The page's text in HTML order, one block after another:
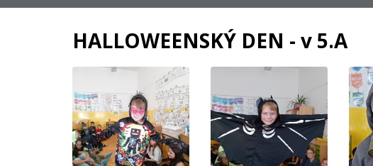
HALLOWEENSKÝ DEN - v 5.A